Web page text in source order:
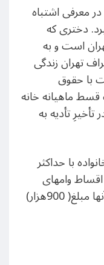
معرفی اشتباه
دختری که
است و به
تهران زندگی
با حقوق
قسط ماهیانه خانه
تأدیه به
با حداکثر
اقساط وامهای
دریافتی با تأخیر و دیرکرد همیشگی آنها مبلغ( 900هزار)